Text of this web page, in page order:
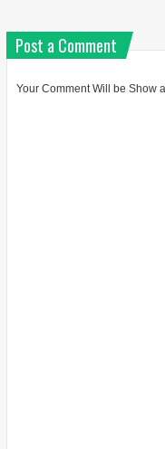
Post a Comment
Your Comment Will be Show